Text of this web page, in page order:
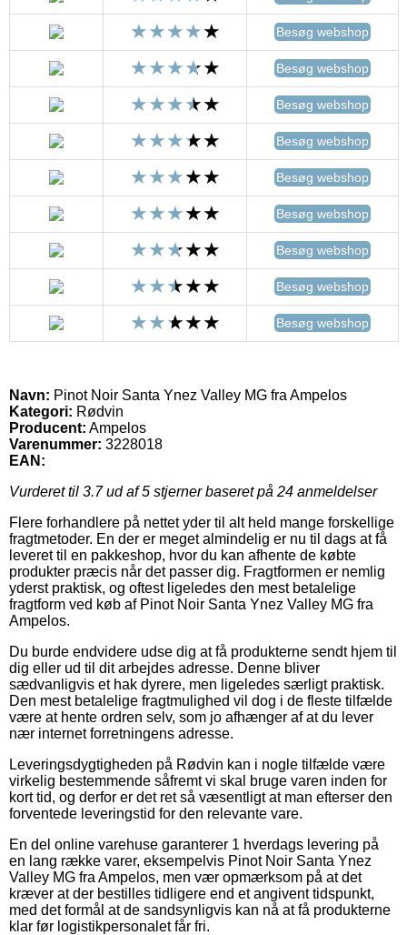
Besøg webshop
Besøg webshop
Besøg webshop
Besøg webshop
Besøg webshop
Besøg webshop
Besøg webshop
Besøg webshop
Besøg webshop
Navn: Pinot Noir Santa Ynez Valley MG fra Ampelos
Kategori: Rødvin
Producent: Ampelos
Varenummer: 3228018
EAN:
Vurderet til 3.7ud af 5 stjerner baseret på 24 anmeldelser
Flere forhandlere på nettet yder til alt held mange forskellige
fragtmetoder. En der er meget almindelig er nu til dags at få
leveret til en pakkeshop, hvor du kan afhente de købte
produkter præcis når det passer dig. Fragtformen er nemlig
yderst praktisk, og oftest ligeledes den mest betalelige
fragtform ved køb af Pinot Noir Santa Ynez Valley MG fra
Ampelos.
Du burde endvidere udse dig at få produkterne sendt hjem til
dig eller ud til dit arbejdes adresse. Denne bliver
sædvanligvis et hak dyrere, men ligeledes særligt praktisk.
Den mest betalelige fragtmulighed vil dog i de fleste tilfælde
være at hente ordren selv, som jo afhænger af at du lever
nær internet forretningens adresse.
Leveringsdygtigheden på Rødvin kan i nogle tilfælde være
virkelig bestemmende såfremt vi skal bruge varen inden for
kort tid, og derfor er det ret så væsentligt at man efterser den
forventede leveringstid for den relevante vare.
En del online varehuse garanterer 1 hverdags levering på
en lang række varer, eksempelvis Pinot Noir Santa Ynez
Valley MG fra Ampelos, men vær opmærksom på at det
kræver at der bestilles tidligere end et angivent tidspunkt,
med det formål at de sandsynligvis kan nå at få produkterne
klar før logistikpersonalet får fri.